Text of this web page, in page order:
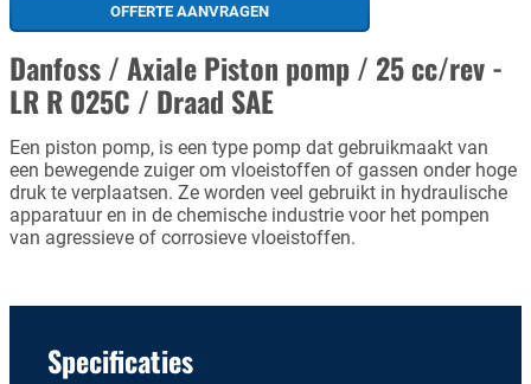
OFFERTE AANVRAGEN
Danfoss / Axiale Piston pomp / 25 cc/rev -
LR R 025C / Draad SAE
Een piston pomp, is een type pomp dat gebruikmaakt van
een bewegende zuiger om vloeistoffen of gassen onder hoge
druk te verplaatsen. Ze worden veel gebruikt in hydraulische
apparatuur en in de chemische industrie voor het pompen
van agressieve of corrosieve vloeistoffen.
Specificaties